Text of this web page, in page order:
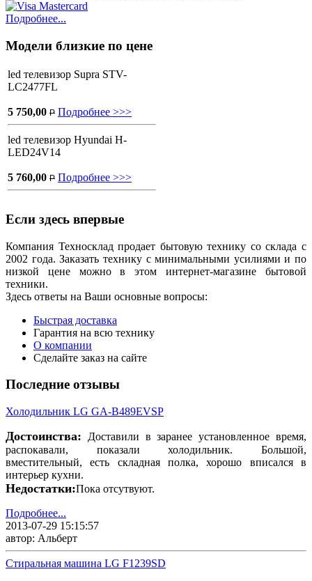
Подробнее...
Модели близкие по цене
led телевизор Supra STV-
LC2477FL
5 750,00 P Подробнее >>>
led телевизор Hyundai H-
LED24V14
5 760,00 P Подробнее >>>
Если здесь впервые
Компания Техносклад продает бытовую технику со склада с
2002 года. Заказать технику с минимальными усилиями и по
низкой цене можно в этом интернет-магазине бытовой
техники.
Здесь ответы на Ваши основные вопросы:
Быстрая доставка
Гарантия на всю технику
О компании
Сделайте заказ на сайте
Последние отзывы
Холодильник LG GA-B489EVSP
Достоинства: Доставили в заранее установленное время,
распокавали, показали холодильник. Большой,
вместительный, есть складная полка, хорошо вписался в
интерьер кухни.
Недостатки:Пока отсутвуют.
Подробнее...
2013-07-29 15:15:57
автор: Альберт
Стиральная машина LG F1239SD